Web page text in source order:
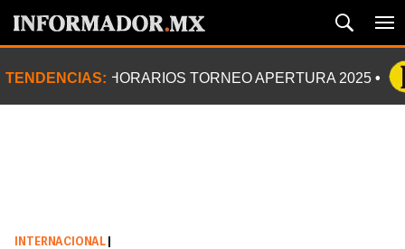
TENDENCIAS: HORARIOS TORNEO APERTURA 2025
INTERNACIONAL